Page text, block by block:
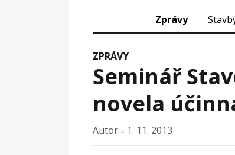
Zprávy
ZPRÁVY
Seminář
novela
Autor × 1. 11. 2013